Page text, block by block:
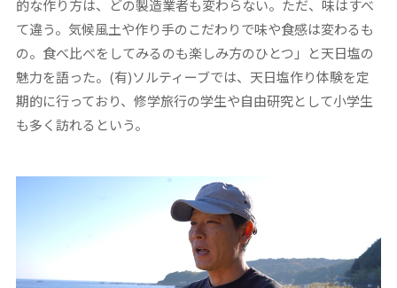
的な作り方は、どの製造業者も変わらない。ただ、味はすべ
て違う。気候風土や作り手のこだわりで味や食感は変わるも
の。食べ比べをしてみるのも楽しみ方のひとつ」と天日塩の
魅力を語った。(有)ソルティーブでは、天日塩作り体験を定
期的に行っており、修学旅行の学生や自由研究として小学生
も多く訪れるという。